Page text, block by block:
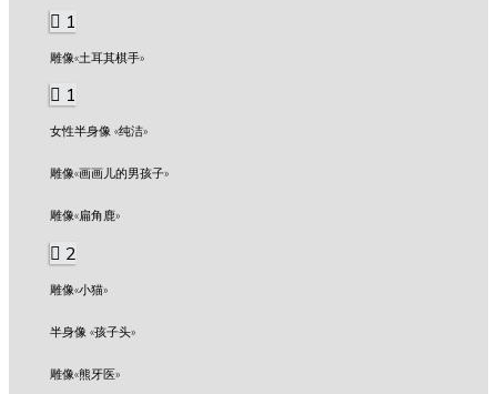
1
雕像«土耳其棋手»
1
女性半身像 «纯洁»
雕像«画画儿的男孩子»
雕像«扁角鹿»
2
雕像«小猫»
半身像 «孩子头»
雕像«熊牙医»